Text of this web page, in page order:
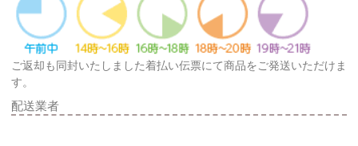
ご返却も同封いたしました着払い伝票にて商品をご発送いただけま
す。
配送業者